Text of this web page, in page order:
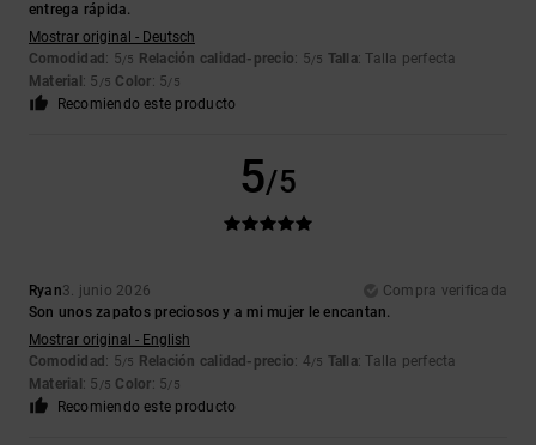
entrega rápida.
Mostrar original - Deutsch
Comodidad : 5/5 Relación calidad-precio: 5/5 Talla: Talla perfecta
Material : 5 /5 Color: 5/5
Recomiendo este producto
5/5
Ryan3. junio 2026
Compra verificada
Son unos zapatos preciosos y a mi mujer le encantan.
Mostrar original - English
Comodidad : 5/5 Relación calidad-precio: 4/5 Talla: Talla perfecta
Material : 5 /5 Color: 5/5
Recomiendo este producto